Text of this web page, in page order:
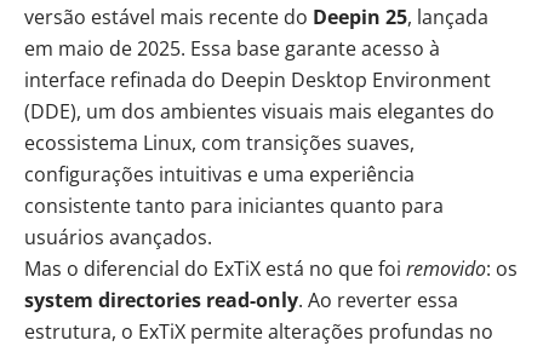
versão estável mais recente do Deepin 25, lançada
em maio de 2025. Essa base garante acesso à
interface refinada do Deepin Desktop Environment
(DDE), um dos ambientes visuais mais elegantes do
ecossistema Linux, com transições suaves,
configurações intuitivas e uma experiência
consistente tanto para iniciantes quanto para
usuários avançados.
Mas o diferencial do ExTiX está no que foi removido: os
system directories read-only. Ao reverter essa
estrutura, o ExTiX permite alterações profundas no